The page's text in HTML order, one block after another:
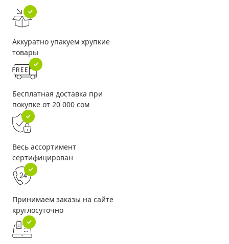
Аккуратно упакуем хрупкие
товары
Бесплатная доставка при
покупке от 20 000 сом
Весь ассортимент
сертифицирован
Принимаем заказы на сайте
круглосуточно